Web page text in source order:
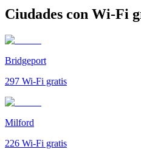
Ciudades con Wi-Fi
Bridgeport
297 Wi-Fi gratis
Milford
226 Wi-Fi gratis